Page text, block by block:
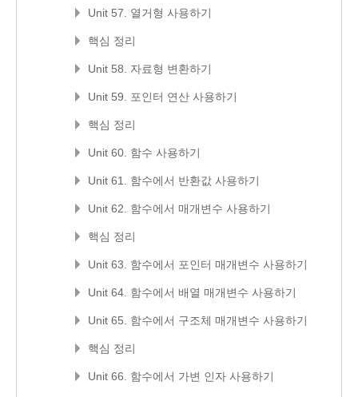
Unit 57. 열거형 사용하기
핵심 정리
Unit 58. 자료형 변환하기
Unit 59. 포인터 연산 사용하기
핵심 정리
Unit 60. 함수 사용하기
Unit 61. 함수에서 반환값 사용하기
Unit 62. 함수에서 매개변수 사용하기
핵심 정리
Unit 63. 함수에서 포인터 매개변수 사용하기
Unit 64. 함수에서 배열 매개변수 사용하기
Unit 65. 함수에서 구조체 매개변수 사용하기
핵심 정리
Unit 66. 함수에서 가변 인자 사용하기